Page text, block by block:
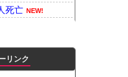
死亡 NEW!
見た。 NEW!
リンク